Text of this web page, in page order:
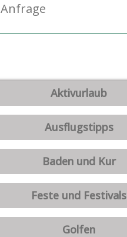
Anfrage
Aktivurlaub
Ausflugstipps
Baden und Kur
Feste und Festivals
Golfen